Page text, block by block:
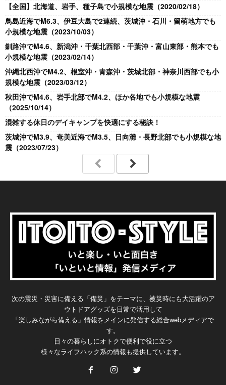
【全国】北海道、岩手、種子島で小規模な地震（2020/02/18）
鳥島近海でM6.3、伊豆大島で2連続、茨城沖・石川・留萌地方でも
小規模な地震（2023/10/03）
釧路沖でM4.6、新潟沖・千葉北西部・千葉沖・富山東部・熊本でも
小規模な地震（2023/02/14）
沖縄北西沖でM4.2、根室沖・青森沖・茨城北部・神奈川西部でも小
規模な地震（2023/03/12）
秋田沖でM4.6、岩手北部でM4.2、ほか各地でも小規模な地震
（2025/10/14）
混雑する休日のデイキャンプを快適にする秘訣！
茨城沖でM3.9、奄美近海でM3.5、日向灘・長野北部でも小規模な地
震（2023/07/23）
次の震災・災害に備える「備災」をテーマに、被災時にも大活躍のア
ウトドアグッズを日常で活用して
「楽しみながら備える」情報をメインに発信する総合webメディアで
す。
日々の暮らしにオトクで便利で役に立つ
様々なライフハック系の情報も提供しています。